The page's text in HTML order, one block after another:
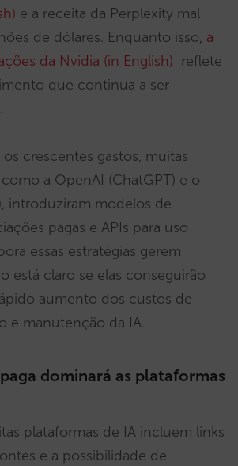
e a receita da Perplexity mal
de dólares. Enquanto isso, a
da Nvidia (in English) reflete
que continua a ser
crescentes gastos, muitas
a OpenAI (ChatGPT) e o
introduziram modelos de
pagas e APIs para uso
essas estratégias gerem
está claro se elas conseguirão
aumento dos custos de
e manutenção da IA.
dominará as plataformas
plataformas de IA incluem links
e a possibilidade de